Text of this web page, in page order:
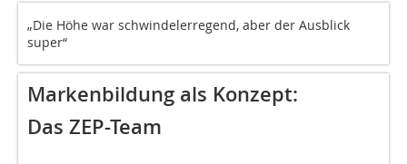
„Die Höhe war schwindelerregend, aber der Ausblick
super“
Markenbildung als Konzept:
Das ZEP-Team